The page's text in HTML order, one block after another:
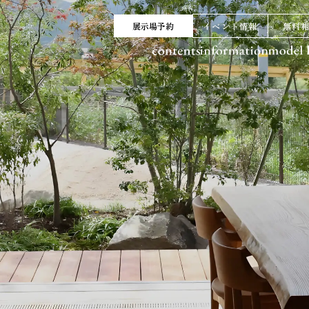
展示場予約 イベント情報 無料